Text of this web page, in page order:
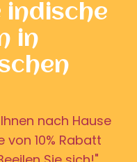
in
nach Hause
von 10% Rabatt